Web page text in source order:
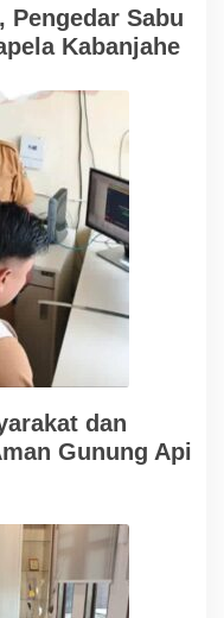
Pengedar Sabu
Kabanjahe
dan
Gunung Api